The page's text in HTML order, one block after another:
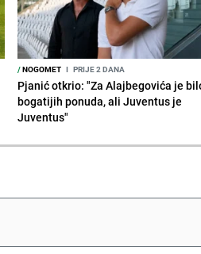
/NOGOMET I PRIJE 2 DANA
Pjanić otkrio: "Za Alajbegovića je
bogatijih ponuda, ali Juventus je
Juventus"